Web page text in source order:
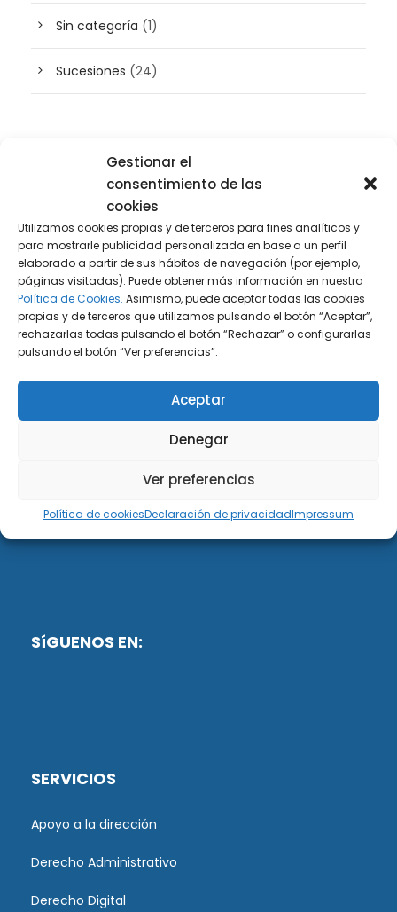
Gestionar el
consentimiento de las
cookies
Utilizamos cookies propias y de terceros para fines analíticos y
para mostrarle publicidad personalizada en base a un perfil
elaborado a partir de sus hábitos de navegación (por ejemplo,
páginas visitadas). Puede obtener más información en nuestra
Política de Cookies. Asimismo, puede aceptar todas las cookies
propias y de terceros que utilizamos pulsando el botón “Aceptar”,
rechazarlas todas pulsando el botón “Rechazar” o configurarlas
pulsando el botón “Ver preferencias”.
Aceptar
Denegar
Ver preferencias
Política de cookiesDeclaración de privacidadImpressum
Sin categoría (1)
Sucesiones (24)
Buscador de artículos
DiG ABOGADOS
DiG Abogados es un despacho de abogados
multidisciplinar especializado en las materias de
fiscalidad y mercantil. Llevamos más de 50 años al
SíGUENOS EN:
SERVICIOS
Apoyo a la dirección
Derecho Administrativo
Derecho Digital